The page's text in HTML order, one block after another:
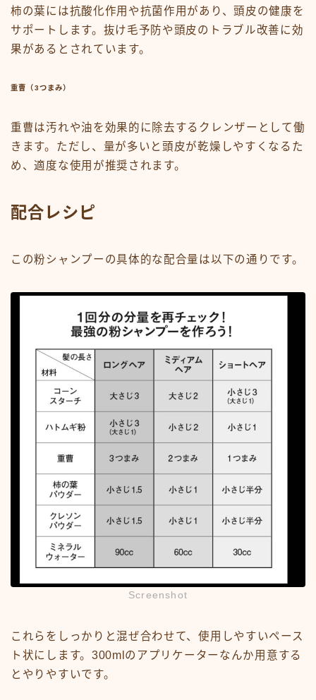
柿の葉には抗酸化作用や抗菌作用があり、頭皮の健康を
サポートします。抜け毛予防や頭皮のトラブル改善に効
果があるとされています。
重曹（3つまみ）
重曹は汚れや油を効果的に除去するクレンザーとして働
きます。ただし、量が多いと頭皮が乾燥しやすくなるた
め、適度な使用が推奨されます。
配合レシピ
この粉シャンプーの具体的な配合量は以下の通りです。
Screenshot
これらをしっかりと混ぜ合わせて、使用しやすいペース
ト状にします。300mlのアプリケーターなんか用意する
とやりやすいです。